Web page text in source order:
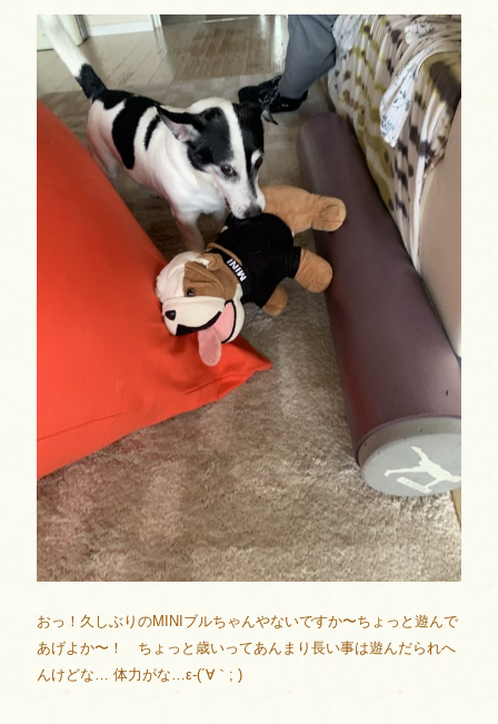
おっ！久しぶりのMINIブルちゃんやないですか〜ちょっと遊んで
あげよか〜！ ちょっと歳いってあんまり長い事は遊んだられへ
んけどな… 体力がな…ε-(´∀｀; )